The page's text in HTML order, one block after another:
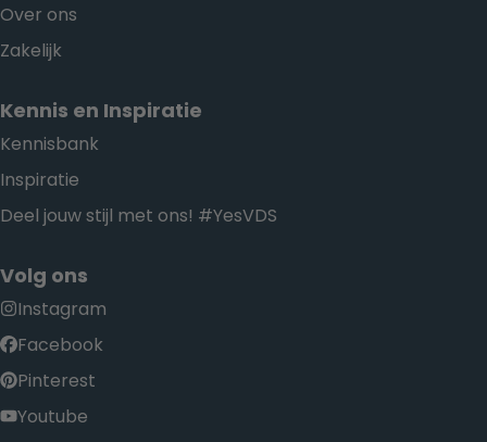
Over ons
Zakelijk
Kennis en Inspiratie
Kennisbank
Inspiratie
Deel jouw stijl met ons! #YesVDS
Volg ons
Instagram
Facebook
Pinterest
Youtube